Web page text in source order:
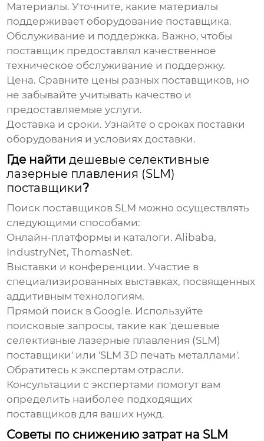
Материалы. Уточните, какие материалы
поддерживает оборудование поставщика.
Обслуживание и поддержка. Важно, чтобы
поставщик предоставлял качественное
техническое обслуживание и поддержку.
Цена. Сравните цены разных поставщиков, но
не забывайте учитывать качество и
предоставляемые услуги.
Доставка и сроки. Узнайте о сроках поставки
оборудования и условиях доставки.
Где найтидешевые селективные
лазерные плавления (SLM)
поставщики?
Поиск поставщиков SLM можно осуществлять
следующими способами:
Онлайн-платформы и каталоги. Alibaba,
IndustryNet, ThomasNet.
Выставки и конференции. Участие в
специализированных выставках, посвященных
аддитивным технологиям.
Прямой поиск в Google. Используйте
поисковые запросы, такие как 'дешевые
селективные лазерные плавления (SLM)
поставщики' или 'SLM 3D печать металлами'.
Обратитесь к экспертам отрасли.
Консультации с экспертами помогут вам
определить наиболее подходящих
поставщиков для ваших нужд.
Советы по снижению затрат на SLM